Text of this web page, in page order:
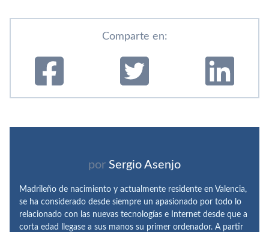
Comparte en:
por Sergio Asenjo
Madrileño de nacimiento y actualmente residente en Valencia,
se ha considerado desde siempre un apasionado por todo lo
relacionado con las nuevas tecnologías e Internet desde que a
corta edad llegase a sus manos su primer ordenador. A partir